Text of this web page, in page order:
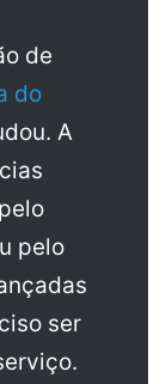
de
do
A
pelo
ser